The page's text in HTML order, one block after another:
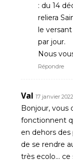
: du 14
reliera
le
par jour.
Nous
Répondre
Val 17 janvier
Bonjour, vous
fonctionnent
en dehors des
de se rendre
très ecolo… ce